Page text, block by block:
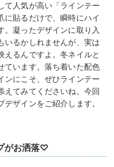
て人気が高い「ラインテー
に貼るだけで、瞬時にハイ
。凝ったデザインに取り入
いるかしれませんが、実は
えるんですよ。冬ネイルと
ています。落ち着いた配色
ンにこそ、ぜひラインテー
えてみてくださいね。今回
ザインをご紹介します。
がお洒落♡